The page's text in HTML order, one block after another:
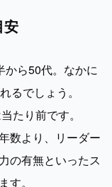
安
から50代。なかに
るでしょう。
たり前です。
数より、リーダー
の有無といったス
。